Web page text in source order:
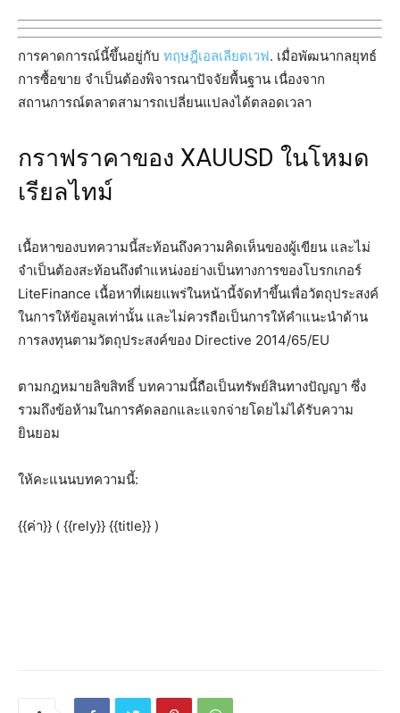
การคาดการณ์นี้ขึ้นอยู่กับ ทฤษฎีเอลเลียตเวฟ. เมื่อพัฒนากลยุทธ์
การซื้อขาย จำเป็นต้องพิจารณาปัจจัยพื้นฐาน เนื่องจาก
สถานการณ์ตลาดสามารถเปลี่ยนแปลงได้ตลอดเวลา
กราฟราคาของ XAUUSD ในโหมด
เรียลไทม์
เนื้อหาของบทความนี้สะท้อนถึงความคิดเห็นของผู้เขียน และไม่
จำเป็นต้องสะท้อนถึงตำแหน่งอย่างเป็นทางการของโบรกเกอร์
LiteFinance เนื้อหาที่เผยแพร่ในหน้านี้จัดทำขึ้นเพื่อวัตถุประสงค์
ในการให้ข้อมูลเท่านั้น และไม่ควรถือเป็นการให้คำแนะนำด้าน
การลงทุนตามวัตถุประสงค์ของ Directive 2014/65/EU
ตามกฎหมายลิขสิทธิ์ บทความนี้ถือเป็นทรัพย์สินทางปัญญา ซึ่ง
รวมถึงข้อห้ามในการคัดลอกและแจกจ่ายโดยไม่ได้รับความ
ยินยอม
ให้คะแนนบทความนี้:
{{ค่า}} ( {{rely}} {{title}} )